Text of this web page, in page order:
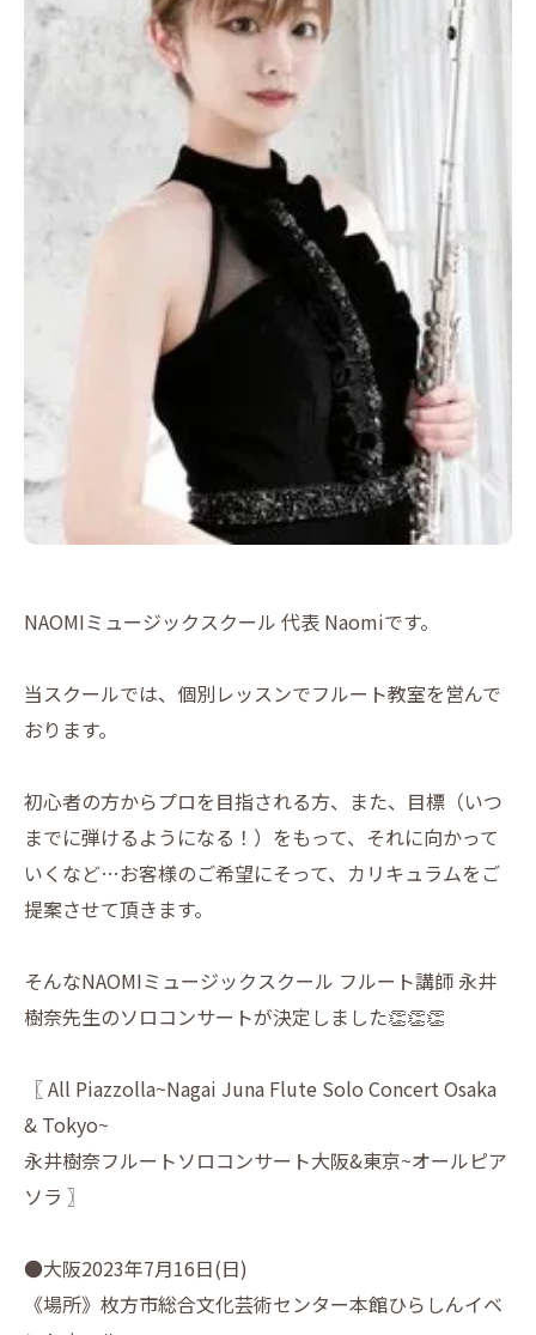
NAOMIミュージックスクール 代表 Naomiです。
当スクールでは、個別レッスンでフルート教室を営んで
おります。
初心者の方からプロを目指される方、また、目標（いつ
までに弾けるようになる！）をもって、それに向かって
いくなど…お客様のご希望にそって、カリキュラムをご
提案させて頂きます。
そんなNAOMIミュージックスクール フルート講師 永井
樹奈先生のソロコンサートが決定しました👏👏👏
〖 All Piazzolla~Nagai Juna Flute Solo Concert Osaka
& Tokyo~
永井樹奈フルートソロコンサート大阪&東京~オールピア
ソラ 〗
●大阪‎2023年7月16日(日)
《場所》枚方市総合文化芸術センター本館ひらしんイベ